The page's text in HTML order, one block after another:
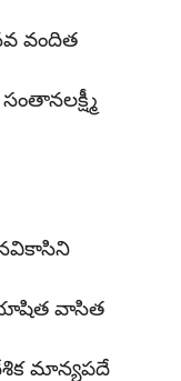
వందిత
వాసిత
మాన్యపదే